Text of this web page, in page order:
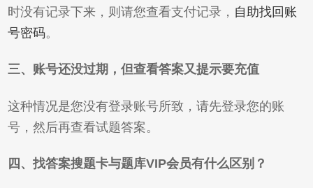
时没有记录下来，则请您查看支付记录， 自助找回账
号密码。
三、账号还没过期，但查看答案又提示要充值
这种情况是您没有登录账号所致，请先登录您的账
号，然后再查看试题答案。
四、找答案搜题卡与题库VIP会员有什么区别？